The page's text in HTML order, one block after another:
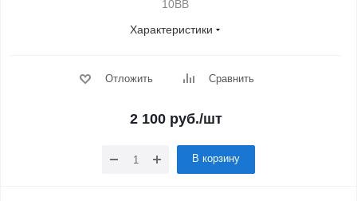
10BB
Характеристики
Отложить Сравнить
2 100руб./шт
В корзину